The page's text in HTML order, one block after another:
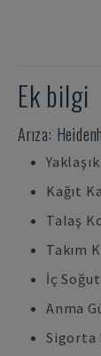
Ek bilgi
Arıza:
Kağıt
Talaş
Takım
İç
Anma
Sigorta